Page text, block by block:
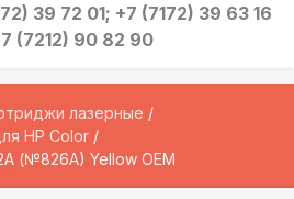
39 72 01; +7 (7172) 39 63 16
(7212) 90 82 90
лазерные
HP Color
(№826A) Yellow OEM